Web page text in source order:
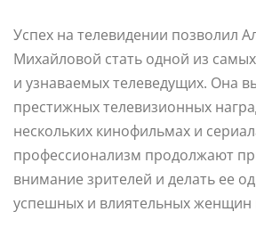
Успех на телевидении позволил
Михайловой стать одной из
и узнаваемых телеведущих. Она
престижных телевизионных
нескольких кинофильмах и
профессионализм продолжают
внимание зрителей и делать ее
успешных и влиятельных женщин